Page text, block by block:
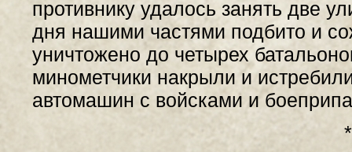
противнику удалось занять две
дня нашими частями подбито и
уничтожено до четырех
минометчики накрыли и
автомашин с войсками и